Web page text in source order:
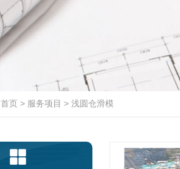
烟囱滑模
筒仓封顶
首页 > 服务项目 > 浅圆仓滑模